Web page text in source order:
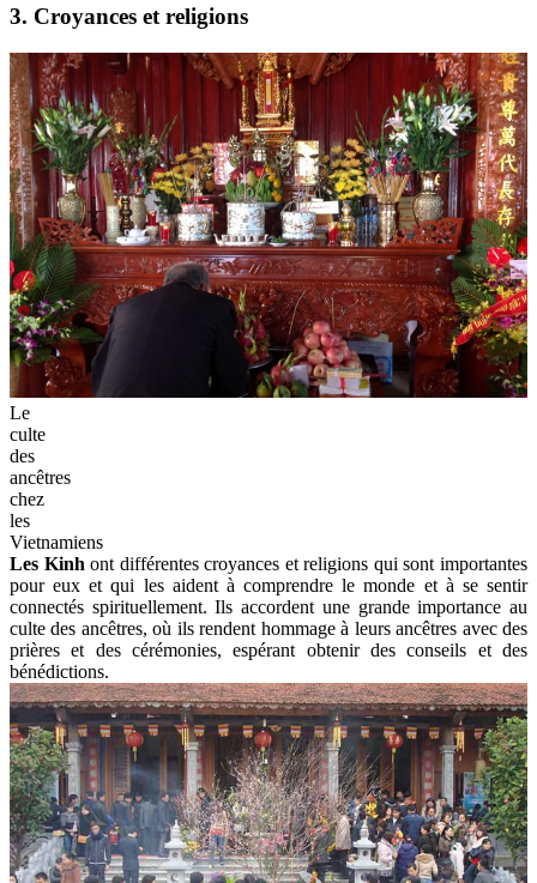
3. Croyances et religions
Le
culte
des
ancêtres
chez
les
Vietnamiens
Les Kinh ont différentes croyances et religions qui sont importantes
pour eux et qui les aident à comprendre le monde et à se sentir
connectés spirituellement. Ils accordent une grande importance au
culte des ancêtres, où ils rendent hommage à leurs ancêtres avec des
prières et des cérémonies, espérant obtenir des conseils et des
bénédictions.